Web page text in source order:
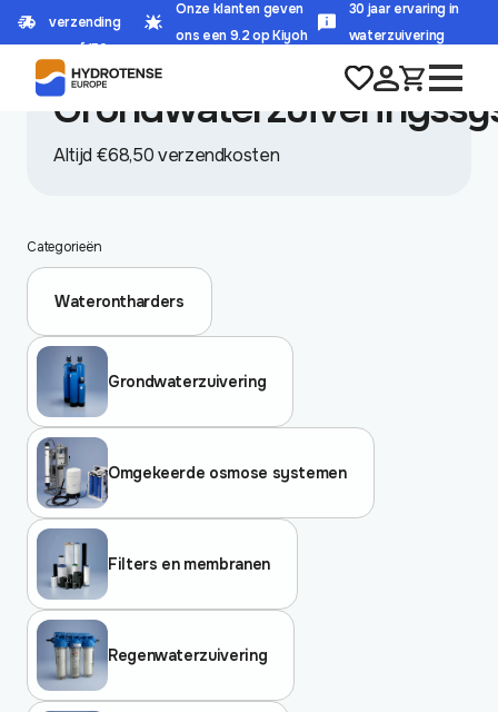
verzending
vanaf 150,-
Onze klanten geven
ons een 9.2 op Kiyoh
30 jaar ervaring in
waterzuivering
HOME/PRODUCT VERZENDKLASSEN
GRONDWATERZUIVERINGSSYSTEMEN
Altijd €68,50 verzendkosten
Categorieën
Waterontharders
Grondwaterzuivering
Omgekeerde osmose systemen
Filters en membranen
Regenwaterzuivering